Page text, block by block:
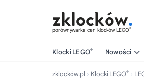
porównywarka cen klocków LEGO®
Klocki LEGO® Nowości
zklocków.pl Klocki LEGO®